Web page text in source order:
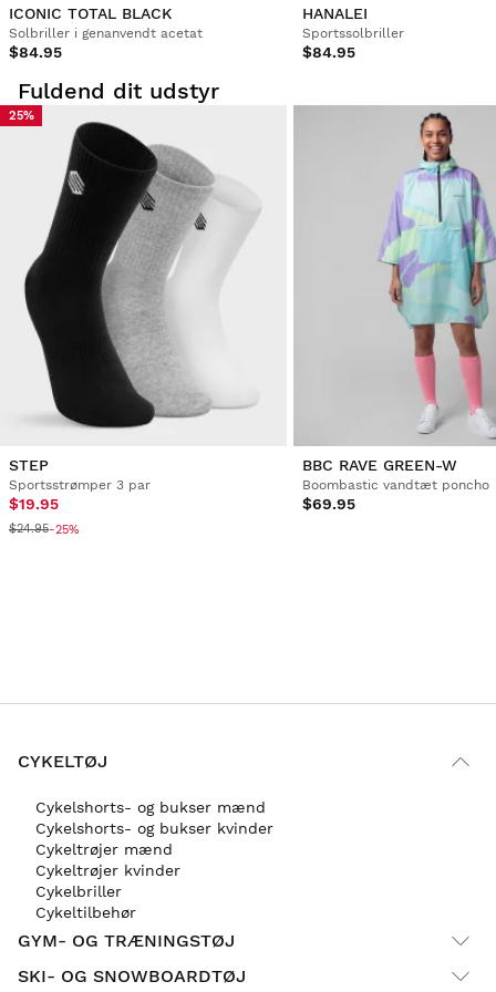
Bekræftet kunde
Sergio Méndez Rodríguez
De er meget hårde
Var denne anmeldelse hjælpsom? 3 år siden
3 26
ICONIC TOTAL BLACK
Solbriller i genanvendt acetat
$84.95
HANALEI
Sportssolbriller
$84.95
Fuldend dit udstyr
25%
STEP
Sportsstrømper 3 par
$19.95
$24.95-25%
BBC RAVE GREEN-W
Boombastic vandtæt poncho
$69.95
CYKELTØJ
Cykelshorts- og bukser mænd
Cykelshorts- og bukser kvinder
Cykeltrøjer mænd
Cykeltrøjer kvinder
Cykelbriller
Cykeltilbehør
GYM- OG TRÆNINGSTØJ
SKI- OG SNOWBOARDTØJ